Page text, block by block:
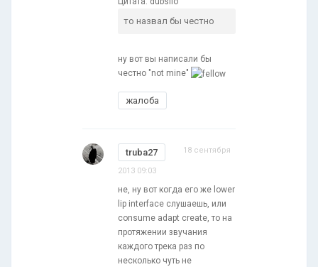
то назвал бы честно
ну вот вы написали бы
честно "not mine"
жалоба
truba27 18 сентября
2013 09:03
не, ну вот когда его же lower
lip interface слушаешь, или
consume adapt create, то на
протяжении звучания
каждого трека раз по
несколько чуть не